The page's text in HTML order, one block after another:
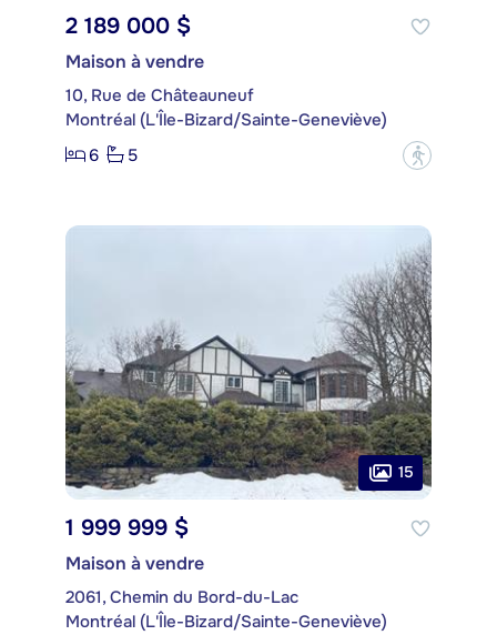
2 189 000 $
Maison à vendre
10, Rue de Châteauneuf
Montréal (L'Île-Bizard/Sainte-Geneviève)
6
5 ?
15
1 999 999 $
Maison à vendre
2061, Chemin du Bord-du-Lac
Montréal (L'Île-Bizard/Sainte-Geneviève)